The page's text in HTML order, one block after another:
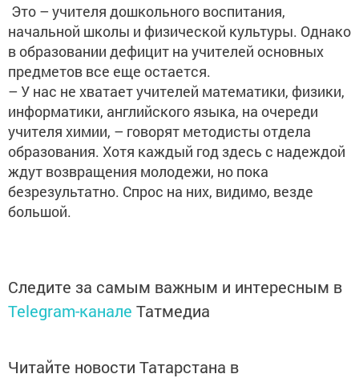
Это – учителя дошкольного воспитания,
начальной школы и физической культуры. Однако
в образовании дефицит на учителей основных
предметов все еще остается.
– У нас не хватает учителей математики, физики,
информатики, английского языка, на очереди
учителя химии, – говорят методисты отдела
образования. Хотя каждый год здесь с надеждой
ждут возвращения молодежи, но пока
безрезультатно. Спрос на них, видимо, везде
большой.
Следите за самым важным и интересным в
Telegram-канале Татмедиа
Читайте новости Татарстана в